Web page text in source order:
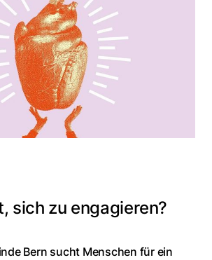
sich zu engagieren?
Bern sucht Menschen für ein